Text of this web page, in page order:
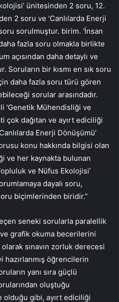
ünitesinden 2 soru, 12.
2 soru ve ‘Canlılarda Enerji
sorulmuştur. birim. ‘İnsan
fazla soru olmakla birlikte
açısından daha detaylı ve
bir kısmı en sık soru
daha fazla soru türü gören
sorular arasındadır.
‘Genetik Mühendisliği ve
çok dağıtan ve ayırt ediciliği
Enerji Dönüşümü’
konu hakkında bilgisi olan
ve her kaynakta bulunan
ve Nüfus Ekolojisi’
dayalı soru,
biçimlerinden biridir.”
seneki sorularla paralellik
grafik okuma becerilerini
sınavın zorluk derecesi
hazırlanmış öğrencilerin
yanı sıra güçlü
oluştuğu
olduğu gibi, ayırt ediciliği